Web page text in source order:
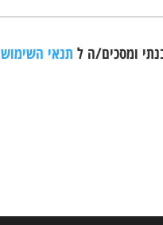
ומסכים/ה ל תנאי השימוש